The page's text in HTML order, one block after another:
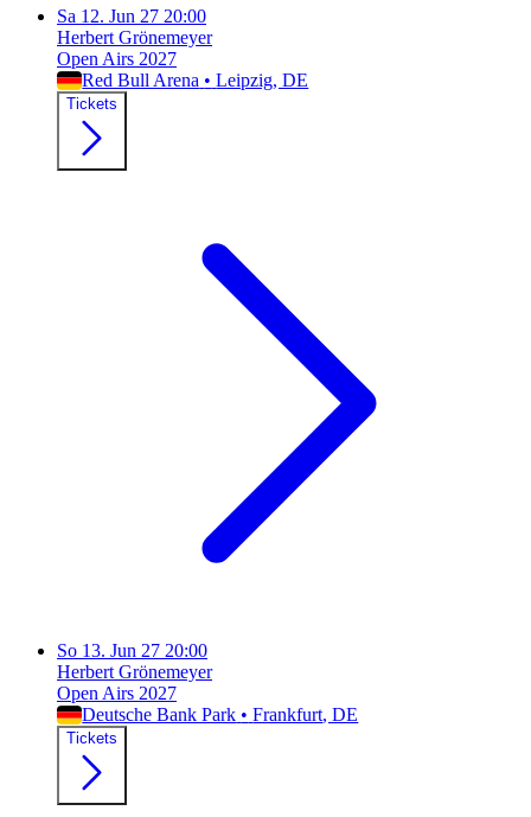
Sa 12. Jun 27 20:00
Herbert Grönemeyer
Open Airs 2027
Red Bull Arena • Leipzig, DE
Tickets
So 13. Jun 27 20:00
Herbert Grönemeyer
Open Airs 2027
Deutsche Bank Park • Frankfurt, DE
Tickets